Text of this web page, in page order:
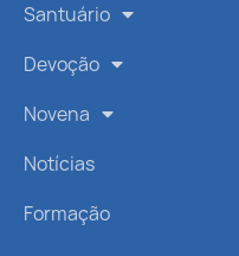
Santuário
Devoção
Novena
Notícias
Formação